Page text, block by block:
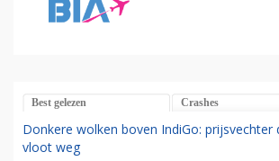
Best gelezen Crashes
Donkere wolken boven IndiGo: prijsvechter
vloot weg